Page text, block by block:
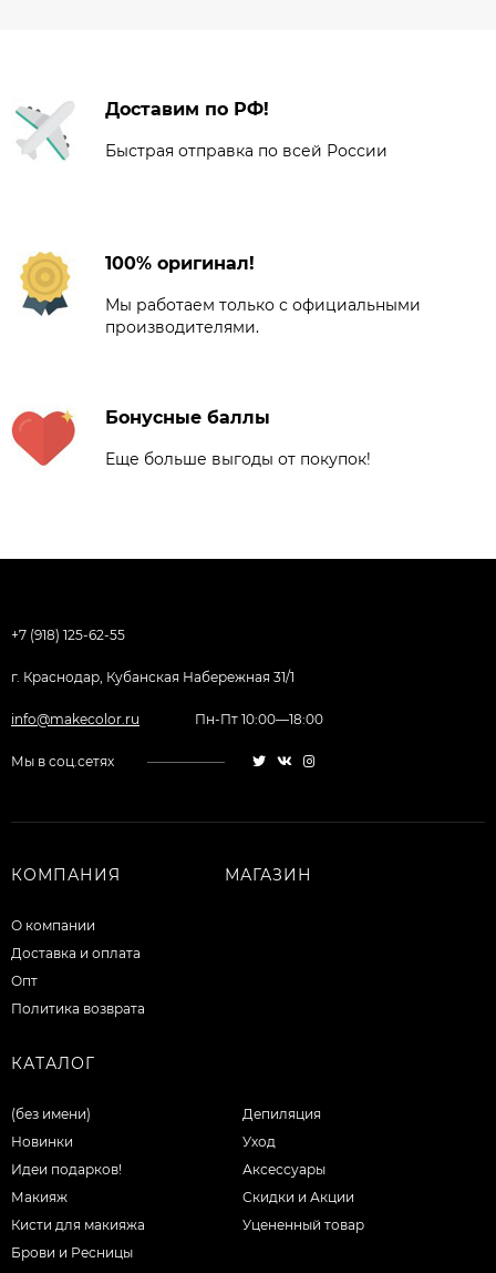
Доставим по РФ!
Быстрая отправка по всей России
100% оригинал!
Мы работаем только с официальными
производителями.
Бонусные баллы
Еще больше выгоды от покупок!
+7 (918) 125-62-55
г. Краснодар, Кубанская Набережная 31/1
info@makecolor.ru Пн-Пт 10:00—18:00
Мы в соц.сетях
КОМПАНИЯ
О компании
Доставка и оплата
Опт
Политика возврата
МАГАЗИН
КАТАЛОГ
(без имени)
Новинки
Идеи подарков!
Макияж
Кисти для макияжа
Брови и Ресницы
Депиляция
Уход
Аксессуары
Скидки и Акции
Уцененный товар